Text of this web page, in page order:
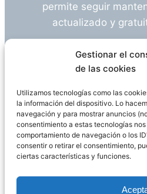
Gestionar el
de las cookies
Utilizamos tecnologías como las
la información del dispositivo. Lo
navegación y para mostrar anuncios
consentimiento a estas tecnologías
comportamiento de navegación o los
consentir o retirar el consentimiento,
ciertas características y funciones.
permite seguir
actualizado y
¿Tienes alguna duda o
Descargo de
Declaración de Privacidad